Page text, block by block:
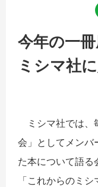
今年の一
ミシマ社
ミシマ社では、
会」としてメンバ
た本について語る
「これからのミ